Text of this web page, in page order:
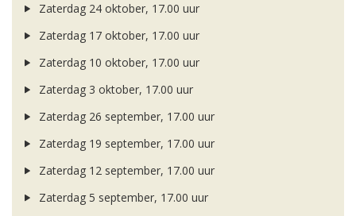
Zaterdag 24 oktober, 17.00 uur
Zaterdag 17 oktober, 17.00 uur
Zaterdag 10 oktober, 17.00 uur
Zaterdag 3 oktober, 17.00 uur
Zaterdag 26 september, 17.00 uur
Zaterdag 19 september, 17.00 uur
Zaterdag 12 september, 17.00 uur
Zaterdag 5 september, 17.00 uur